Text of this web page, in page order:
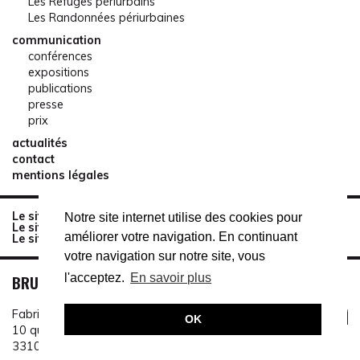
Notre site internet utilise des cookies pour
améliorer votre navigation. En continuant
votre navigation sur notre site, vous
l'acceptez. En savoir plus
OK
Les Randonnées périurbaines
communication
conférences
expositions
publications
presse
prix
actualités
contact
mentions légales
Le site de réservation des Refuges périurbains
Le site du Sentier des Terres Communes
Le site de la Mêlée
BRUIT DU FRIGO
Fabrique Pola
10 quai de Brazza
33100 Bordeaux